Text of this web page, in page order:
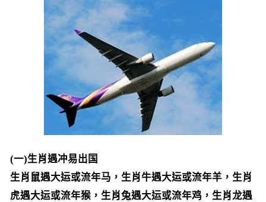
(一)生肖遇冲易出国
生肖鼠遇大运或流年马，生肖牛遇大运或流年羊，生肖
虎遇大运或流年猴，生肖兔遇大运或流年鸡，生肖龙遇